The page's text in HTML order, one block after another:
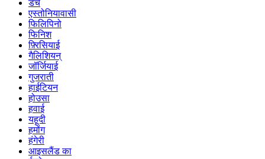
डच
एस्तोनियावासी
फिलिपिनो
फिनिश
फ़्रिसियाई
गैलिशियन्
जॉर्जियाई
गुजराती
हाईटियन
होउसा
हवाई
यहूदी
हमोंग
हंगेरी
आइसलैंड का